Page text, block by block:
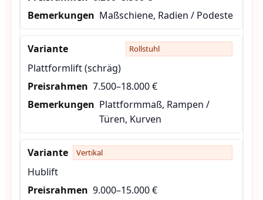
Maßschiene, Radien / Podeste
Rollstuhl
Plattformlift (schräg)
7.500–18.000 €
Plattformmaß, Rampen /
Türen, Kurven
Vertikal
Hublift
9.000–15.000 €